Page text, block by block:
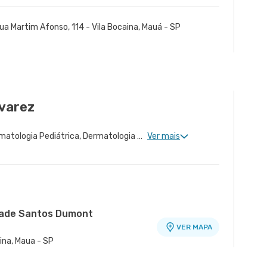
Martim Afonso, 114 - Vila Bocaina, Mauá - SP
Dermatologia Clinica, Dermatologia Pediátrica, Dermatologia Tratamento de Dermatite Atópica Ver mais
Santos Dumont
Maua - SP
VER MAPA